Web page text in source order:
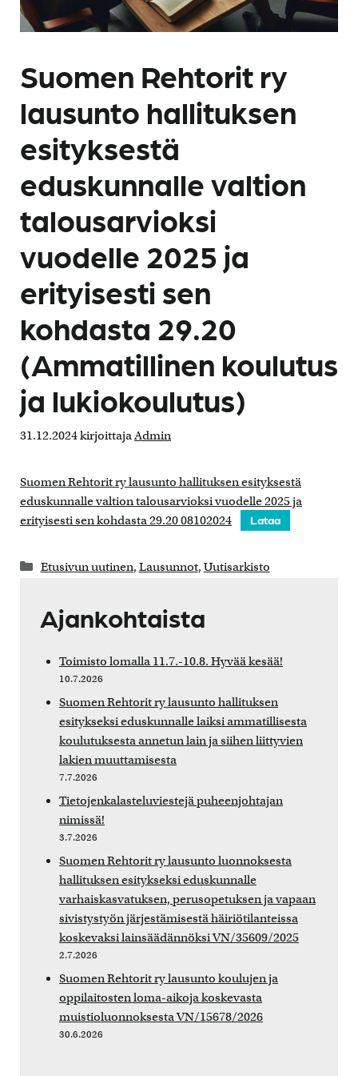
Suomen Rehtorit ry
lausunto hallituksen
esityksestä
eduskunnalle valtion
talousarvioksi
vuodelle 2025 ja
erityisesti sen
kohdasta 29.20
(Ammatillinen koulutus
ja lukiokoulutus)
31.12.2024kirjoittajaAdmin
Suomen Rehtorit ry lausunto hallituksen esityksestä
eduskunnalle valtion talousarvioksi vuodelle 2025 ja
erityisesti sen kohdasta 29.20 08102024
Lataa
Kategoriat
Etusivun uutinen, Lausunnot, Uutisarkisto
Ajankohtaista
Toimisto lomalla 11.7.-10.8. Hyvää kesää!
10.7.2026
Suomen Rehtorit ry lausunto hallituksen
esitykseksi eduskunnalle laiksi ammatillisesta
koulutuksesta annetun lain ja siihen liittyvien
lakien muuttamisesta
7.7.2026
Tietojenkalasteluviestejä puheenjohtajan
nimissä!
3.7.2026
Suomen Rehtorit ry lausunto luonnoksesta
hallituksen esitykseksi eduskunnalle
varhaiskasvatuksen, perusopetuksen ja vapaan
sivistystyön järjestämisestä häiriötilanteissa
koskevaksi lainsäädännöksi VN/35609/2025
2.7.2026
Suomen Rehtorit ry lausunto koulujen ja
oppilaitosten loma-aikoja koskevasta
muistioluonnoksesta VN/15678/2026
30.6.2026